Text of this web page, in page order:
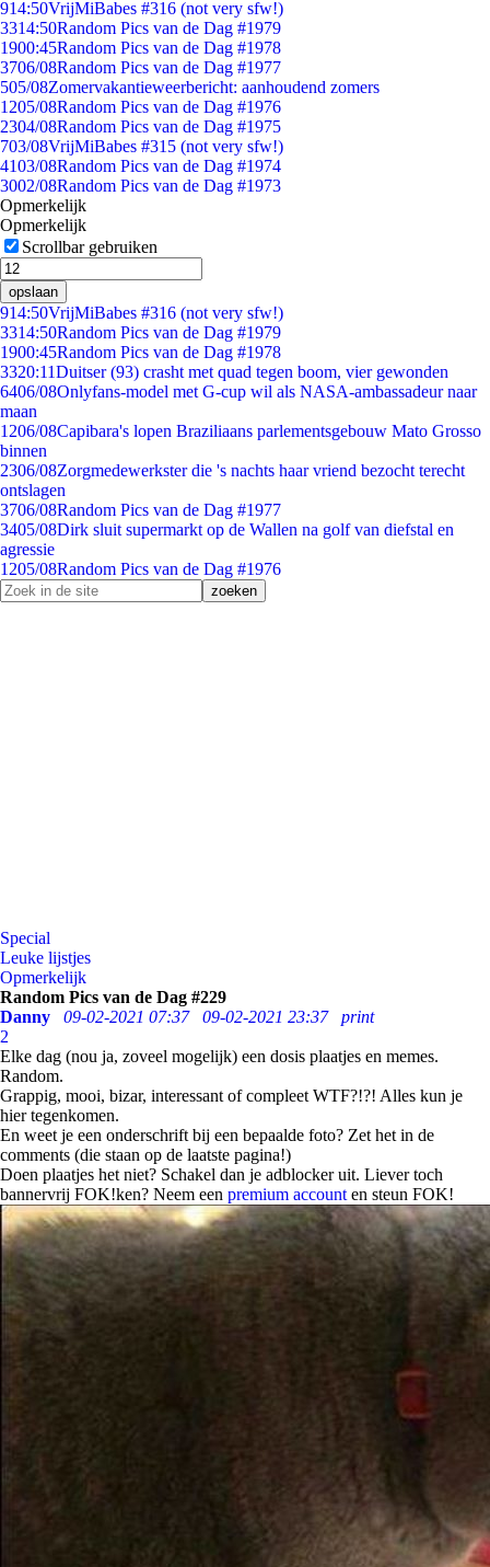
914:50VrijMiBabes #316 (not very sfw!)
3314:50Random Pics van de Dag #1979
1900:45Random Pics van de Dag #1978
3706/08Random Pics van de Dag #1977
505/08Zomervakantieweerbericht: aanhoudend zomers
1205/08Random Pics van de Dag #1976
2304/08Random Pics van de Dag #1975
703/08VrijMiBabes #315 (not very sfw!)
4103/08Random Pics van de Dag #1974
3002/08Random Pics van de Dag #1973
Opmerkelijk
Opmerkelijk
Scrollbar gebruiken
opslaan
914:50VrijMiBabes #316 (not very sfw!)
3314:50Random Pics van de Dag #1979
1900:45Random Pics van de Dag #1978
3320:11Duitser (93) crasht met quad tegen boom, vier gewonden
6406/08Onlyfans-model met G-cup wil als NASA-ambassadeur naar
maan
1206/08Capibara's lopen Braziliaans parlementsgebouw Mato Grosso
binnen
2306/08Zorgmedewerkster die 's nachts haar vriend bezocht terecht
ontslagen
3706/08Random Pics van de Dag #1977
3405/08Dirk sluit supermarkt op de Wallen na golf van diefstal en
agressie
1205/08Random Pics van de Dag #1976
Special
Leuke lijstjes
Opmerkelijk
Random Pics van de Dag #229
Danny
09-02-2021 07:37 09-02-2021 23:37
print
2
Elke dag (nou ja, zoveel mogelijk) een dosis plaatjes en memes.
Random.
Grappig, mooi, bizar, interessant of compleet WTF?!?! Alles kun je
hier tegenkomen.
En weet je een onderschrift bij een bepaalde foto? Zet het in de
comments (die staan op de laatste pagina!)
Doen plaatjes het niet? Schakel dan je adblocker uit. Liever toch
bannervrij FOK!ken? Neem een premium account en steun FOK!